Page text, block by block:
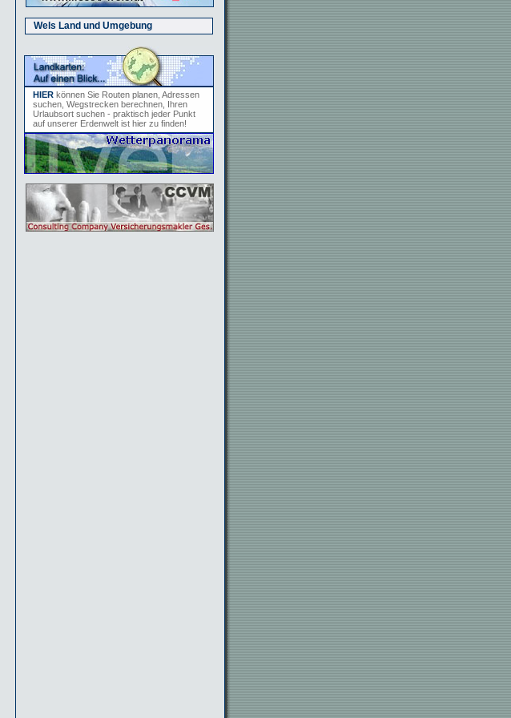
Wels Land und Umgebung
HIER können Sie Routen planen, Adressen
suchen, Wegstrecken berechnen, Ihren
Urlaubsort suchen - praktisch jeder Punkt
auf unserer Erdenwelt ist hier zu finden!